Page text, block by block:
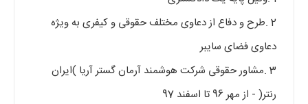
2 .طرح و دفاع از دعاوی مختلف حقوقی و کیفری به ویژه
دعاوی فضای سایبر
3 .مشاور حقوقی شرکت هوشمند آرمان گستر آریا )ایران
رنتر( - از مهر 96 تا اسفند 97